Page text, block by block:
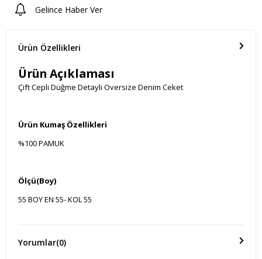
Gelince Haber Ver
Ürün Özellikleri
Ürün Açıklaması
Çift Cepli Düğme Detaylı Oversize Denim Ceket
Ürün Kumaş Özellikleri
%100 PAMUK
Ölçü(Boy)
55 BOY EN 55- KOL 55
Yorumlar(0)